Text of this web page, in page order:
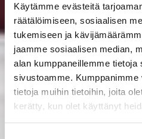
Käytämme evästeitä
räätälöimiseen, sosiaalisen
tukemiseen ja
jaamme sosiaalisen median,
alan kumppaneillemme tietoja
sivustoamme. Kumppanimme
tietoja muihin tietoihin, joita
kerätty, kun olet käyttänyt